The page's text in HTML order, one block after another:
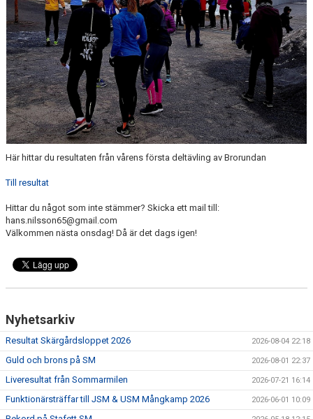
FÖRENINGEN
KLÄDKOLLEKTION
STATISTIK
TRÄNARE
LÄNKAR
BLODOMLOPPET
FAQ
Här hittar du resultaten från vårens första deltävling av Brorundan
Till resultat
Hittar du något som inte stämmer? Skicka ett mail till:
hans.nilsson65@gmail.com
Välkommen nästa onsdag! Då är det dags igen!
Nyhetsarkiv
Resultat Skärgårdsloppet 2026 2026-08-04 22:18
Guld och brons på SM 2026-08-01 22:37
Liveresultat från Sommarmilen 2026-07-21 16:14
Funktionärsträffar till JSM & USM Mångkamp 2026 2026-06-01 10:09